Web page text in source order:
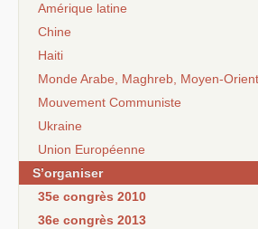
Amérique latine
Chine
Haiti
Monde Arabe, Maghreb, Moyen-Orient
Mouvement Communiste
Ukraine
Union Européenne
S’organiser
35e congrès 2010
36e congrès 2013